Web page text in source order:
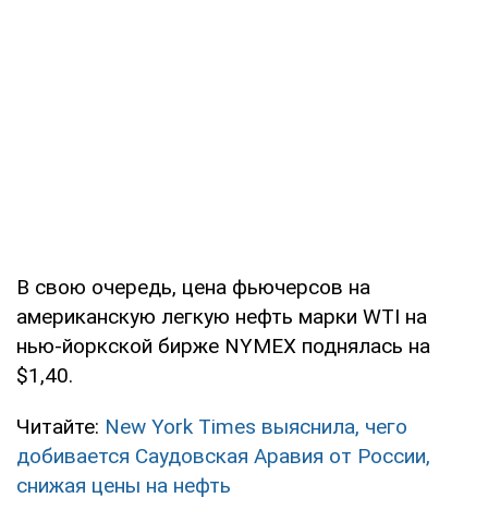
В свою очередь, цена фьючерсов на
американскую легкую нефть марки WTI на
нью-йоркской бирже NYMEX поднялась на
$1,40.
Читайте: New York Times выяснила, чего
добивается Саудовская Аравия от России,
снижая цены на нефть